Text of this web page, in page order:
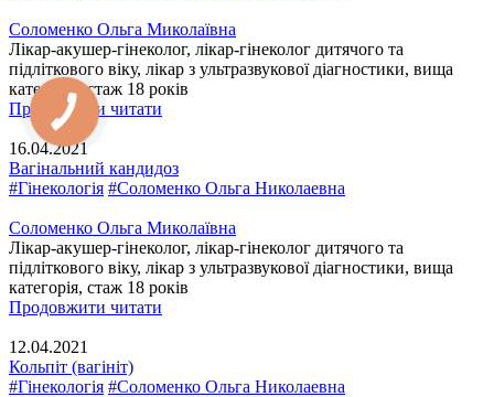
Соломенко Ольга Миколаївна
Лікар-акушер-гінеколог, лікар-гінеколог дитячого та
підліткового віку, лікар з ультразвукової діагностики, вища
категорія, стаж 18 років
Продовжити читати
16.04.2021
Вагінальний кандидоз
#Гінекологія #Соломенко Ольга Николаевна
Соломенко Ольга Миколаївна
Лікар-акушер-гінеколог, лікар-гінеколог дитячого та
підліткового віку, лікар з ультразвукової діагностики, вища
категорія, стаж 18 років
Продовжити читати
12.04.2021
Кольпіт (вагініт)
#Гінекологія #Соломенко Ольга Николаевна